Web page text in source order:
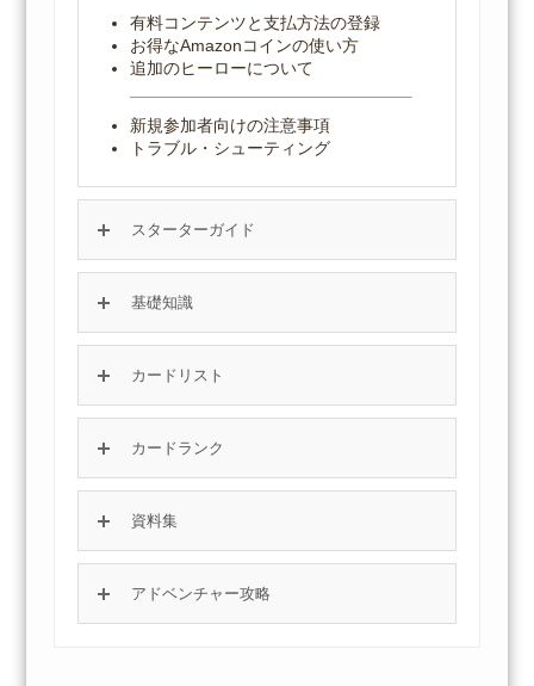
有料コンテンツと支払方法の登録
お得なAmazonコインの使い方
追加のヒーローについて
新規参加者向けの注意事項
トラブル・シューティング
スターターガイド
基礎知識
カードリスト
カードランク
資料集
アドベンチャー攻略